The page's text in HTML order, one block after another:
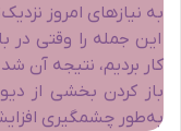
به نیازهای امروز
کار بردیم، نتیجه آن
باز کردن بخشی از
به‌طور چشمگیری